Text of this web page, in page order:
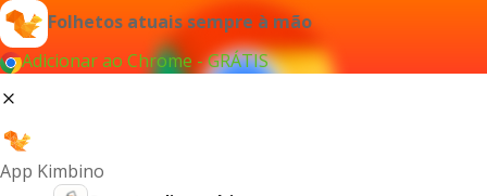
Folhetos atuais sempre à mão
Adicionar ao Chrome - GRÁTIS
App Kimbino